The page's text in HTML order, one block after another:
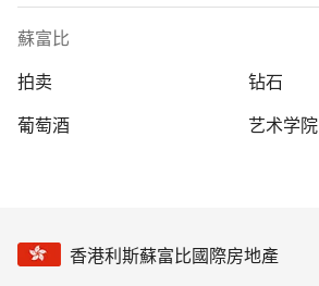
蘇富比
拍卖
钻石
葡萄酒
艺术学院
香港利斯蘇富比國際房地產